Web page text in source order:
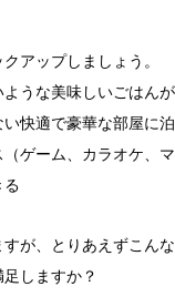
アップしましょう。
ような美味しいごはん
い快適で豪華な部屋に
（ゲーム、カラオケ、
る
が、とりあえずこんな
しますか？